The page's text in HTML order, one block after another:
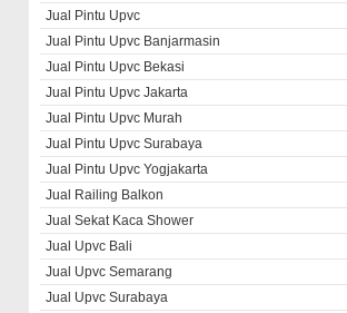
Jual Pintu Upvc
Jual Pintu Upvc Banjarmasin
Jual Pintu Upvc Bekasi
Jual Pintu Upvc Jakarta
Jual Pintu Upvc Murah
Jual Pintu Upvc Surabaya
Jual Pintu Upvc Yogjakarta
Jual Railing Balkon
Jual Sekat Kaca Shower
Jual Upvc Bali
Jual Upvc Semarang
Jual Upvc Surabaya